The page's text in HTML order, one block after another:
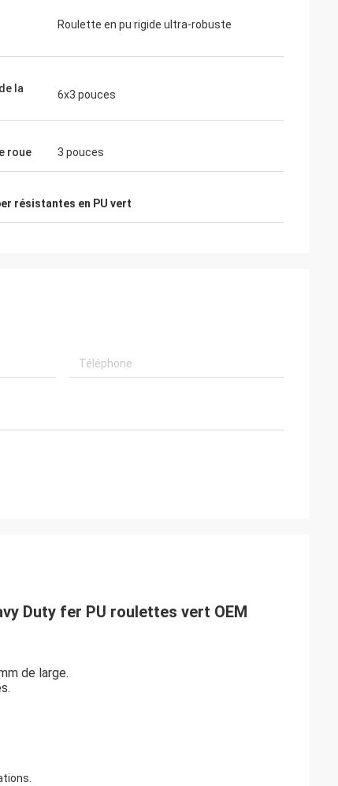
Roulette en pu rigide ultra-robuste
la
6x3 pouces
roue 3 pouces
résistantes en PU vert
Duty fer PU roulettes vert OEM
de large.
.